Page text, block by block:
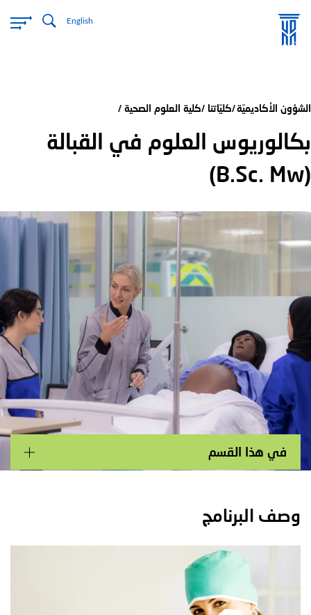
English
الشؤون الأكاديميّة كليّاتنا كلية العلوم الصحية
بكالوريوس العلوم في القبالة
(B.Sc. Mw)
Main navigation
في هذا القسم
وصف البرنامج